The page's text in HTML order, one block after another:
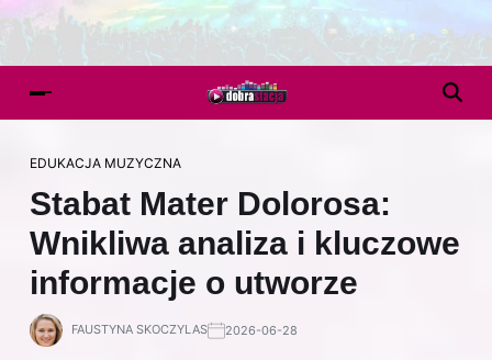
EDUKACJA MUZYCZNA
Stabat Mater Dolorosa:
Wnikliwa analiza i kluczowe
informacje o utworze
FAUSTYNA SKOCZYLAS 2026-06-28